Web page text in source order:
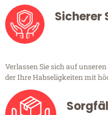
Sicherer
Verlassen Sie sich auf
der Ihre Habseligkeiten mit